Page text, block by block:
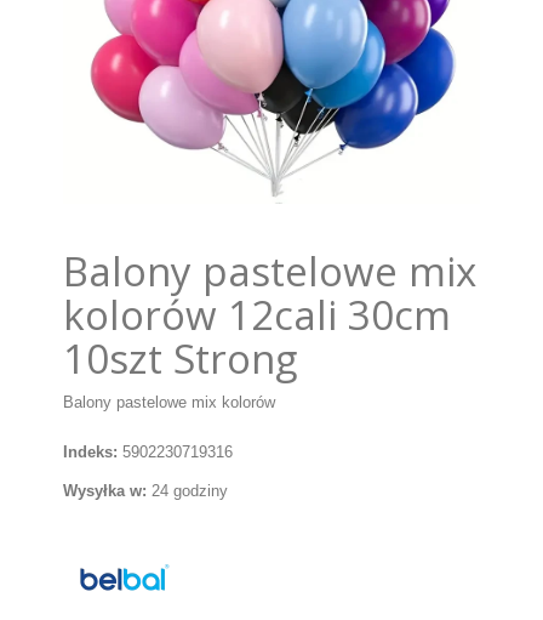
Balony pastelowe mix
kolorów 12cali 30cm
10szt Strong
Balony pastelowe mix kolorów
Indeks: 5902230719316
Wysyłka w: 24 godziny